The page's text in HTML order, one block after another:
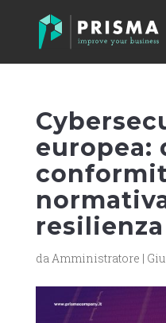
europea:
daAmministratore |